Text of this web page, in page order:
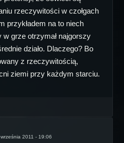
rzeczywitości w czołgach
przykładem na to niech
w grze otrzymał najgorszy
działo. Dlaczego? Bo
z rzeczywitością,
ziemi przy każdym starciu.
2011 - 19:06